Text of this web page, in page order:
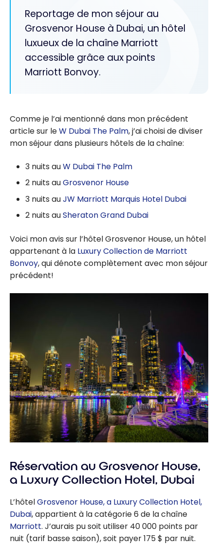
Reportage de mon séjour au
Grosvenor House à Dubai, un hôtel
luxueux de la chaîne Marriott
accessible grâce aux points
Marriott Bonvoy.
Comme je l’ai mentionné dans mon précédent
article sur leW Dubai The Palm, j’ai choisi de diviser
mon séjour dans plusieurs hôtels de la chaîne:
3 nuits auW Dubai The Palm
2 nuits auGrosvenor House
3 nuits auJW Marriott Marquis Hotel Dubai
2 nuits auSheraton Grand Dubai
Voici mon avis sur l’hôtel Grosvenor House, un hôtel
appartenant à la Luxury Collection de Marriott
Bonvoy, qui dénote complètement avec mon séjour
précédent!
Réservation au Grosvenor House,
a Luxury Collection Hotel, Dubai
L’hôtelGrosvenor House, a Luxury Collection Hotel,
Dubai, appartient à la catégorie 6 de la chaîne
Marriott. J’aurais pu soit utiliser 40 000 points par
nuit (tarif basse saison), soit payer 175 $ par nuit.